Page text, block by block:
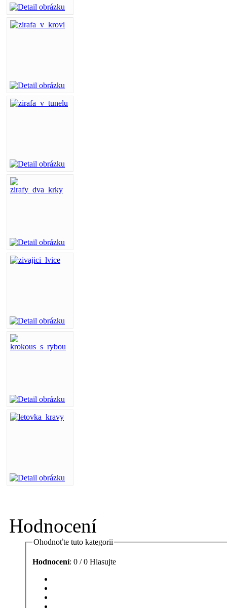
Hodnocení
Ohodnoťte tuto kategorii
Hodnocení: 0 / 0 Hlasujte